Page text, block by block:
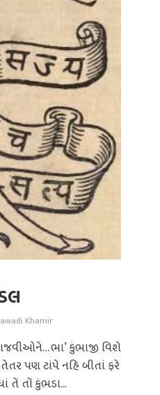
Khamir
ભા’ કુંભાજી વિશે
પણ ટાંપે નહિ બીતાં ફરે
તેં તોં કુંભડા...